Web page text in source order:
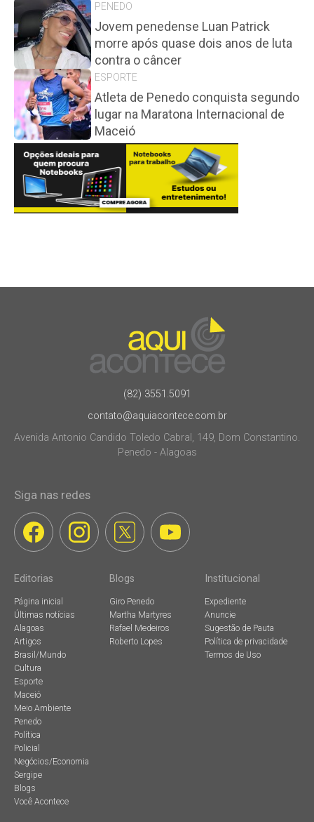
PENEDO
Jovem penedense Luan Patrick
morre após quase dois anos de luta
contra o câncer
ESPORTE
Atleta de Penedo conquista segundo
lugar na Maratona Internacional de
Maceió
(82) 3551.5091
contato@aquiacontece.com.br
Avenida Antonio Candido Toledo Cabral, 149, Dom Constantino.
Penedo - Alagoas
Siga nas redes
Editorias
Página inicial
Últimas notícias
Alagoas
Artigos
Brasil/Mundo
Cultura
Esporte
Maceió
Meio Ambiente
Penedo
Política
Policial
Negócios/Economia
Sergipe
Blogs
Você Acontece
Blogs
Giro Penedo
Martha Martyres
Rafael Medeiros
Roberto Lopes
Institucional
Expediente
Anuncie
Sugestão de Pauta
Política de privacidade
Termos de Uso